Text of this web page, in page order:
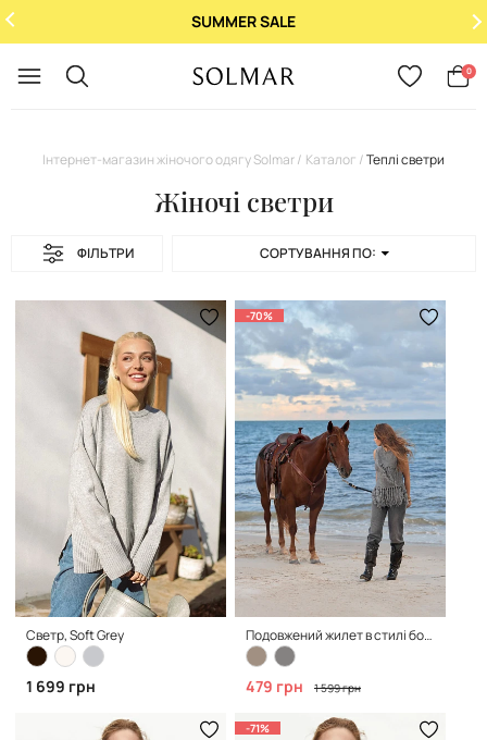
SUMMER SALE
0
Інтернет-магазин жіночого одягу Solmar Каталог Теплі светри
Жіночі светри
ФІЛЬТРИ СОРТУВАННЯ ПО:
Светр, Soft Grey
1 699 грн
-70%
Подовжений жилет в стилі бохо, grey
479 грн 1 599 грн
-71%